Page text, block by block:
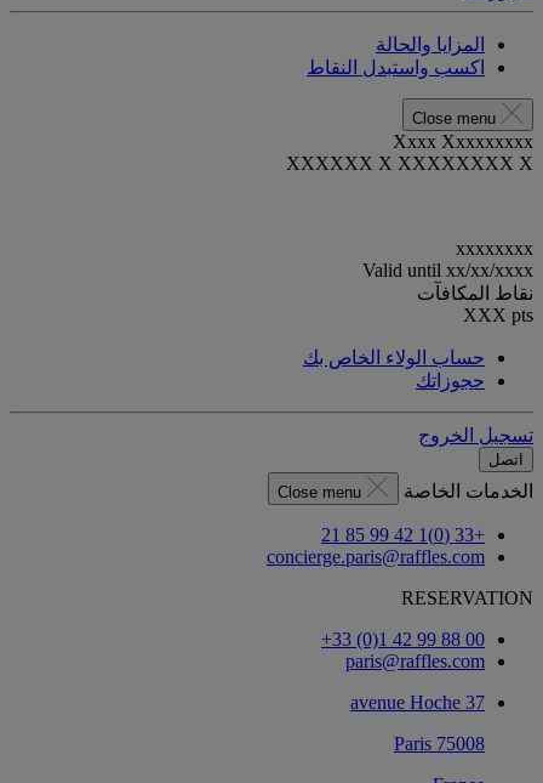
المزايا والحالة
اكسب واستبدل النقاط
Close menu
Xxxx Xxxxxxxxx
XXXXXX X XXXXXXXX X
xxxxxxxx
Valid until xx/xx/xxxx
نقاط المكافآت
XXX pts
حساب الولاء الخاص بك
حجوزاتك
تسجيل الخروج
اتصل
الخدمات الخاصة Close menu
+33 (0)1 42 99 85 21
concierge.paris@raffles.com
RESERVATION
‎+33 (0)1 42 99 88 00‏
paris@raffles.com
37 avenue Hoche
75008 Paris